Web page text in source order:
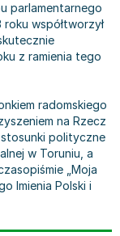
podręczniki -
3-5 lat
lat
6-8 lat
parlamentarnego
współtworzył
z ramienia tego
radomskiego
na Rzecz
polityczne
w Toruniu, a
„Moja
Imienia Polski i